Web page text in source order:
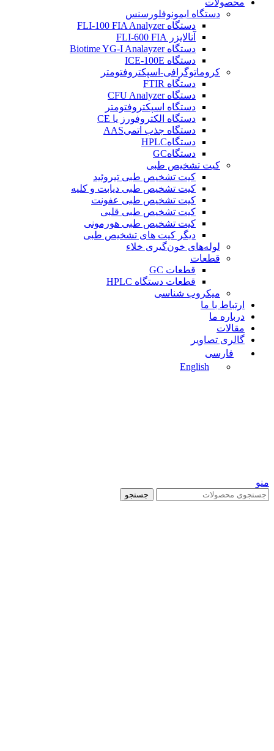
محصولات
دستگاه ایمونوفلورسنس
دستگاه FLI-100 FIA Analyzer
آنالایزر FLI-600 FIA
دستگاه Biotime YG-I Analayzer
دستگاه ICE-100E
کروماتوگرافی-اسپکتروفتومتر
دستگاه FTIR
دستگاه CFU Analyzer
دستگاه اسپکتروفتومتر
دستگاه الکتروفورز یا CE
دستگاه جذب اتمیAAS
دستگاهHPLC
دستگاهGC
کیت تشخیص طبی
کیت تشخیص طبی تيروئيد
کیت تشخیص طبی دیابت و کلیه
کیت تشخیص طبی عفونت
کیت تشخیص طبی قلبی
کیت تشخیص طبی هورمونی
دیگر کیت های تشخیص طبی
لوله‌های خون‌گیری خلاء
قطعات
قطعات GC
قطعات دستگاه HPLC
میکروب شناسی
ارتباط با ما
درباره ما
مقالات
گالری تصاویر
فارسی
English
منو
جستجو